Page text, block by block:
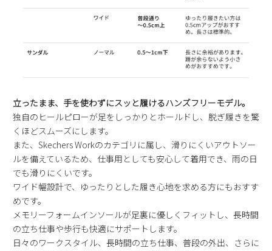
20
21 22 23 24 25
26
30
新規会員登録
会社概要
プライバシーポリシー
特定商取引法に基づく表示
お問い合わせ
立ったまま、手を使わずにスッと履けるハンズフリーモデル。
独自のヒールピローが足をしっかりとホールドし、脱ぎ履きを驚
くほどスムーズにします。
また、Skechers Workのカテゴリに属し、滑りにくいアウトソー
ルを備えているため、仕事用としても安心して着用でき、雨の日
でも滑りにくいです。
ワイド幅設計で、ゆったりとした履き心地を求める方にもおすす
めです。
メモリーフォームインソールが足裏に優しくフィットし、長時間
の立ち仕事や歩行も快適にサポートします。
日々のワークスタイル、長時間の立ち仕事、普段の外出、さらに